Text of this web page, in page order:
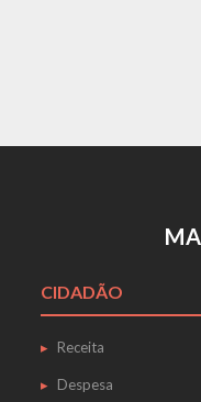
CIDADÃO
Receita
Despesa